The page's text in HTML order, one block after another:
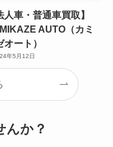
人車・普通車買取】
AUTO（カミ
オート）
年5月12日
んか？